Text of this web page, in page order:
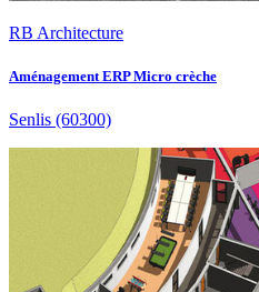
RB Architecture
Aménagement ERP Micro crèche
Senlis (60300)